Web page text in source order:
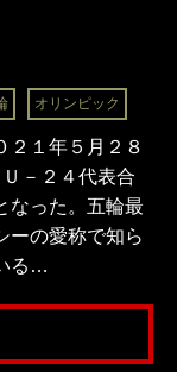
オリンピック
２１年５月２８
－２４代表合
なった。五輪最
ーの愛称で知ら
る…